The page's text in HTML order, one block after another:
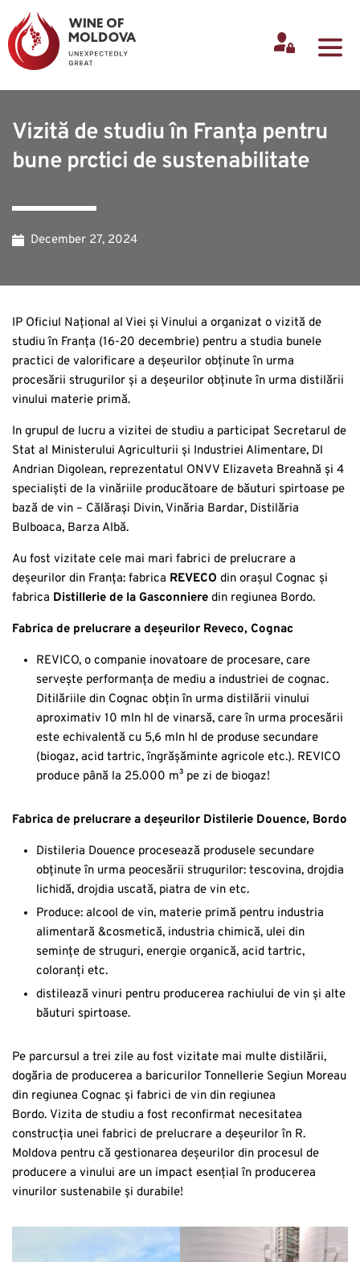
Vizită de studiu în Franța pentru
bune prctici de sustenabilitate
December 27, 2024
IP Oficiul Național al Viei și Vinului a organizat o vizită de
studiu în Franța (16-20 decembrie) pentru a studia bunele
practici de valorificare a deșeurilor obținute în urma
procesării strugurilor și a deșeurilor obținute în urma distilării
vinului materie primă.
In grupul de lucru a vizitei de studiu a participat Secretarul de
Stat al Ministerului Agriculturii și Industriei Alimentare, Dl
Andrian Digolean, reprezentatul ONVV Elizaveta Breahnă și 4
specialiști de la vinăriile producătoare de băuturi spirtoase pe
bază de vin – Călărași Divin, Vinăria Bardar, Distilăria
Bulboaca, Barza Albă.
Au fost vizitate cele mai mari fabrici de prelucrare a
deșeurilor din Franța: fabrica REVECO din orașul Cognac și
fabrica Distillerie de la Gasconniere din regiunea Bordo.
Fabrica de prelucrare a deșeurilor Reveco, Cognac
REVICO, o companie inovatoare de procesare, care
servește performanța de mediu a industriei de cognac.
Ditilăriile din Cognac obțin în urma distilării vinului
aproximativ 10 mln hl de vinarsă, care în urma procesării
este echivalentă cu 5,6 mln hl de produse secundare
(biogaz, acid tartric, îngrășăminte agricole etc.). REVICO
produce până la 25.000 m³ pe zi de biogaz!
Fabrica de prelucrare a deșeurilor Distilerie Douence, Bordo
Distileria Douence procesează produsele secundare
obținute în urma peocesării strugurilor: tescovina, drojdia
lichidă, drojdia uscată, piatra de vin etc.
Produce: alcool de vin, materie primă pentru industria
alimentară &cosmetică, industria chimică, ulei din
semințe de struguri, energie organică, acid tartric,
coloranți etc.
distilează vinuri pentru producerea rachiului de vin și alte
băuturi spirtoase.
Pe parcursul a trei zile au fost vizitate mai multe distilării,
dogăria de producerea a baricurilor Tonnellerie Segiun Moreau
din regiunea Cognac și fabrici de vin din regiunea
Bordo. Vizita de studiu a fost reconfirmat necesitatea
construcția unei fabrici de prelucrare a deșeurilor în R.
Moldova pentru că gestionarea deșeurilor din procesul de
producere a vinului are un impact esențial în producerea
vinurilor sustenabile și durabile!